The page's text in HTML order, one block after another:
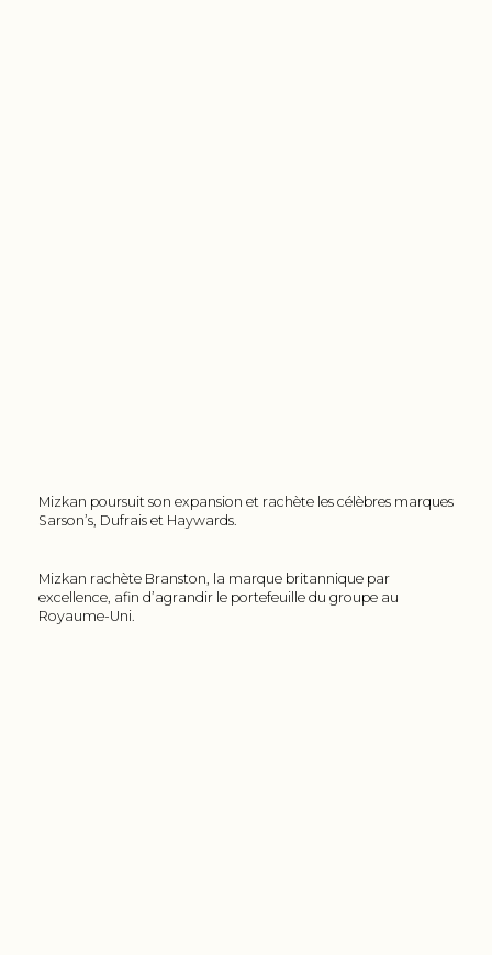
Mizkan poursuit son expansion et rachète les célèbres marques
Sarson’s, Dufrais et Haywards.
Mizkan rachète Branston, la marque britannique par
excellence, afin d’agrandir le portefeuille du groupe au
Royaume-Uni.